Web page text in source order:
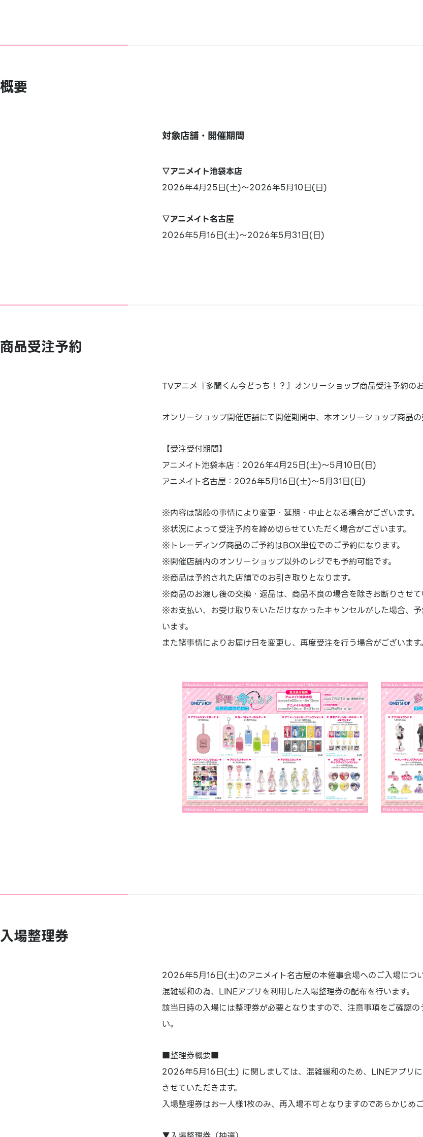
概要
対象店舗・開催期間
▽アニメイト池袋本店
2026年4月25日(土)～2026年5月10日(日)
▽アニメイト名古屋
2026年5月16日(土)～2026年5月31日(日)
商品受注予約
TVアニメ『多聞くん今どっち！？』オンリーショップ商品受注予約の
オンリーショップ開催店舗にて開催期間中、本オンリーショップ商品の
【受注受付期間】
アニメイト池袋本店：2026年4月25日(土)～5月10日(日)
アニメイト名古屋：2026年5月16日(土)～5月31日(日)
※内容は諸般の事情により変更・延期・中止となる場合がございます。
※状況によって受注予約を締め切らせていただく場合がございます。
※トレーディング商品のご予約はBOX単位でのご予約になります。
※開催店舗内のオンリーショップ以外のレジでも予約可能です。
※商品は予約された店舗でのお引き取りとなります。
※商品のお渡し後の交換・返品は、商品不良の場合を除きお断りさせて
※お支払い、お受け取りをいただけなかったキャンセルがした場合、
います。
また諸事情によりお届け日を変更し、再度受注を行う場合がございます
入場整理券
2026年5月16日(土)のアニメイト名古屋の本催事会場へのご入場につ
混雑緩和の為、LINEアプリを利用した入場整理券の配布を行います。
該当日時の入場には整理券が必要となりますので、注意事項をご確認
い。
■整理券概要■
2026年5月16日(土) に関しましては、混雑緩和のため、LINEアプリ
させていただきます。
入場整理券はお一人様1枚のみ、再入場不可となりますのであらかじめ